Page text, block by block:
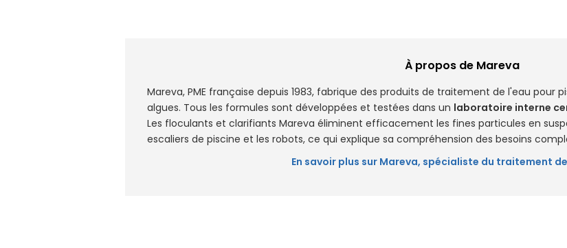
À propos de Mareva
Mareva, PME française depuis 1983, fabrique des produits de traitement de l'eau pour
algues. Tous les formules sont développées et testées dans un laboratoire interne
Les floculants et clarifiants Mareva éliminent efficacement les fines particules en
escaliers de piscine et les robots, ce qui explique sa compréhension des besoins
En savoir plus sur Mareva, spécialiste du traitement